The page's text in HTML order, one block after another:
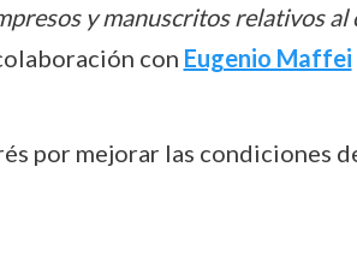
y manuscritos relativos
con Eugenio Maffei
por mejorar las condiciones